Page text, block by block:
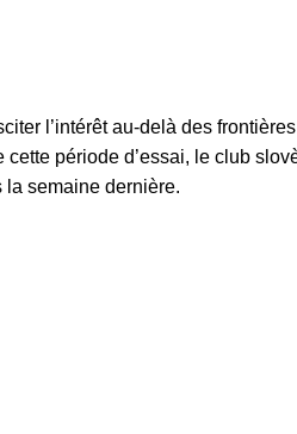
l’intérêt au-delà des
période d’essai, le club
semaine dernière.